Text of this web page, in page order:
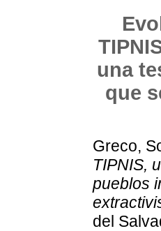
una
que
Greco,
TIPNIS,
pueblos
del